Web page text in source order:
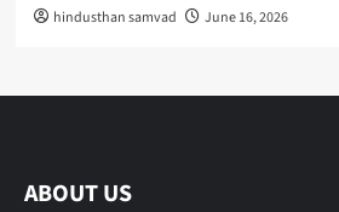
hindusthan samvad June 16, 2026
ABOUT US